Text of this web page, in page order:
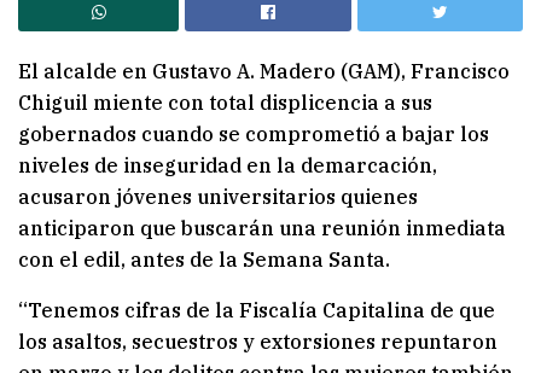
El alcalde en Gustavo A. Madero (GAM), Francisco
Chiguil miente con total displicencia a sus
gobernados cuando se comprometió a bajar los
niveles de inseguridad en la demarcación,
acusaron jóvenes universitarios quienes
anticiparon que buscarán una reunión inmediata
con el edil, antes de la Semana Santa.
“Tenemos cifras de la Fiscalía Capitalina de que
los asaltos, secuestros y extorsiones repuntaron